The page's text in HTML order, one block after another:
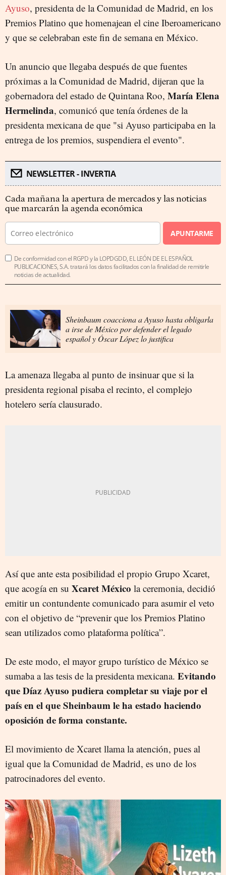
Ayuso, presidenta de la Comunidad de Madrid, en los
Premios Platino que homenajean el cine Iberoamericano
y que se celebraban este fin de semana en México.
Un anuncio que llegaba después de que fuentes
próximas a la Comunidad de Madrid, dijeran que la
gobernadora del estado de Quintana Roo, María Elena
Hermelinda, comunicó que tenía órdenes de la
presidenta mexicana de que "si Ayuso participaba en la
entrega de los premios, suspendiera el evento".
NEWSLETTER - INVERTIA
Cada mañana la apertura de mercados y las noticias
que marcarán la agenda económica
APUNTARME
De conformidad con el RGPD y la LOPDGDD, EL LEÓN DE EL ESPAÑOL
PUBLICACIONES, S.A. tratará los datos facilitados con la finalidad de remitirle
noticias de actualidad.
Sheinbaum coacciona a Ayuso hasta obligarla
a irse de México por defender el legado
español y Óscar López lo justifica
La amenaza llegaba al punto de insinuar que si la
presidenta regional pisaba el recinto, el complejo
hotelero sería clausurado.
Así que ante esta posibilidad el propio Grupo Xcaret,
que acogía en su Xcaret México la ceremonia, decidió
emitir un contundente comunicado para asumir el veto
con el objetivo de “prevenir que los Premios Platino
sean utilizados como plataforma política”.
De este modo, el mayor grupo turístico de México se
sumaba a las tesis de la presidenta mexicana. Evitando
que Díaz Ayuso pudiera completar su viaje por el
país en el que Sheinbaum le ha estado haciendo
oposición de forma constante.
El movimiento de Xcaret llama la atención, pues al
igual que la Comunidad de Madrid, es uno de los
patrocinadores del evento.